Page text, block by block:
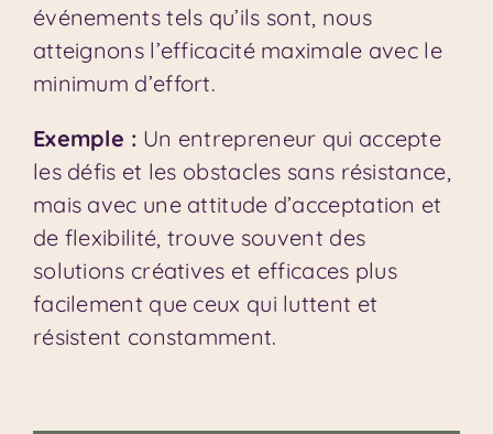
événements tels qu’ils sont, nous
atteignons l’efficacité maximale avec le
minimum d’effort.
Exemple : Un entrepreneur qui accepte
les défis et les obstacles sans résistance,
mais avec une attitude d’acceptation et
de flexibilité, trouve souvent des
solutions créatives et efficaces plus
facilement que ceux qui luttent et
résistent constamment.